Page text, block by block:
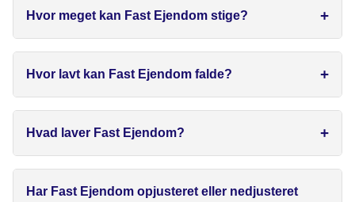
Hvor meget kan Fast Ejendom stige?
Hvor lavt kan Fast Ejendom falde?
Hvad laver Fast Ejendom?
Har Fast Ejendom opjusteret eller nedjusteret